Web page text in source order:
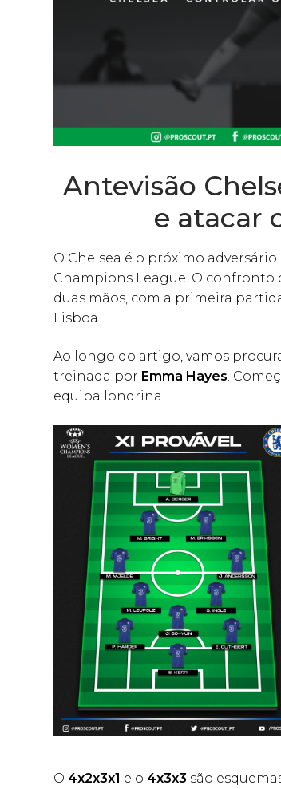
Antevisão
e atacar
O Chelsea é o próximo adversário
Champions League. O confronto
duas mãos, com a primeira
Lisboa.
Ao longo do artigo, vamos
treinada por Emma Hayes.
equipa londrina.
O 4x2x3x1 e o 4x3x3 são